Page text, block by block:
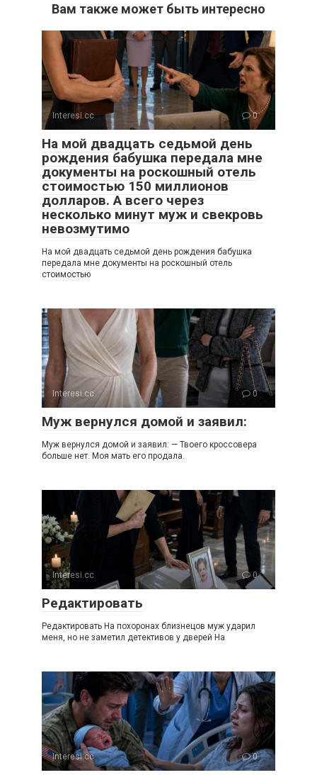
Вам также может быть интересно
Interesi.cc 0
На мой двадцать седьмой день
рождения бабушка передала мне
документы на роскошный отель
стоимостью 150 миллионов
долларов. А всего через
несколько минут муж и свекровь
невозмутимо
На мой двадцать седьмой день рождения бабушка
передала мне документы на роскошный отель
стоимостью
Interesi.cc 0
Муж вернулся домой и заявил:
Муж вернулся домой и заявил: — Твоего кроссовера
больше нет. Моя мать его продала.
Interesi.cc 0
Редактировать
Редактировать На похоронах близнецов муж ударил
меня, но не заметил детективов у дверей На
Interesi.cc 0